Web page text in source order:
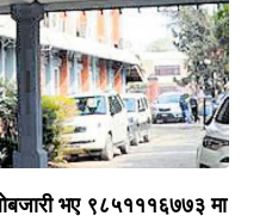
भए ९८५१११६७७३ मा